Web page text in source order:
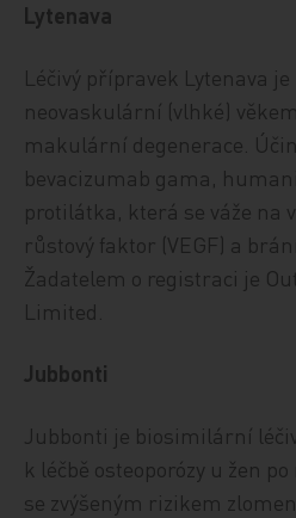
Lytenava
Léčivý přípravek Lytenava
neovaskulární (vlhké)
makulární degenerace.
bevacizumab gama,
protilátka, která se váže
růstový faktor (VEGF) a
Žadatelem o registraci je
Limited.
Jubbonti
Jubbonti je biosimilární
k léčbě osteoporózy u žen
se zvýšeným rizikem